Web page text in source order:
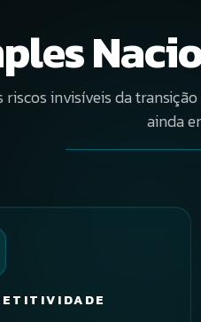
riscos invisíveis da
ainda